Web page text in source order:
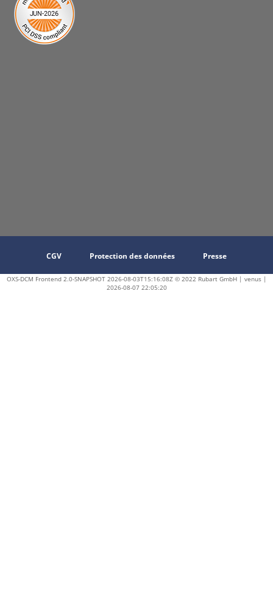
CGV Protection des données Presse
OXS-DCM Frontend 2.0-SNAPSHOT 2026-08-03T15:16:08Z © 2022 Rubart GmbH | venus |
2026-08-07 22:05:20